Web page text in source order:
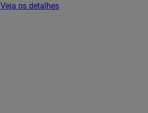
Veja os detalhes